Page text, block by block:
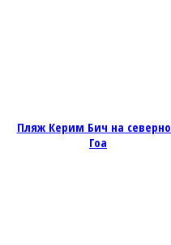
Пляж Керим Бич на
Гоа